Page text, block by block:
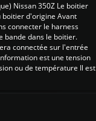
Nissan 350Z Le boitier
boitier d'origine Avant
connecter le harness
bande dans le boitier.
connectée sur l'entrée
est une tension
ou de température Il est